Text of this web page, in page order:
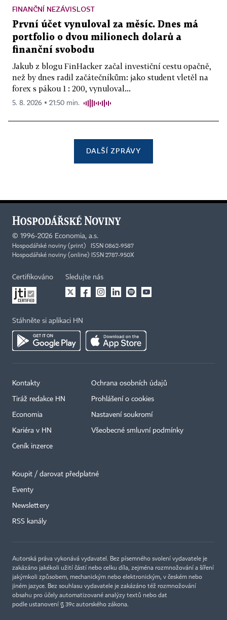
FINANČNÍ NEZÁVISLOST
První účet vynuloval za měsíc. Dnes má
portfolio o dvou milionech dolarů a
finanční svobodu
Jakub z blogu FinHacker začal investiční cestu opačně,
než by dnes radil začátečníkům: jako student vletěl na
forex s pákou 1 : 200, vynuloval...
5. 8. 2026 ▪ 21:50 min.
DALŠÍ ZPRÁVY
© 1996-2026 Economia, a.s.
Hospodářské noviny (print) ISSN 0862-9587
Hospodářské noviny (online) ISSN 2787-950X
Certifikováno Sledujte nás
Stáhněte si aplikaci HN
Kontakty
Tiráž redakce HN
Economia
Kariéra v HN
Ceník inzerce
Ochrana osobních údajů
Prohlášení o cookies
Nastavení soukromí
Všeobecné smluvní podmínky
Koupit / darovat předplatné
Eventy
Newslettery
RSS kanály
Autorská práva vykonává vydavatel. Bez písemného svolení vydavatele je
zakázáno jakékoli užití částí nebo celku díla, zejména rozmnožování a šíření
jakýmkoli způsobem, mechanickým nebo elektronickým, v českém nebo
jiném jazyce. Bez souhlasu vydavatele je zakázáno též rozmnožování
obsahu pro účely automatizované analýzy textů nebo dat
podle ustanovení § 39c autorského zákona.